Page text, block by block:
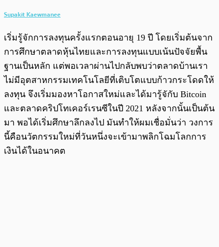
Supakit Kaewmanee
เริ่มรู้จักการลงทุนครั้งแรกตอนอายุ 19 ปี โดยเริ่มต้นจาก
การศึกษาตลาดหุ้นไทยและการลงทุนแบบเน้นปัจจัยพื้น
ฐานเป็นหลัก แต่พอเวลาผ่านไปกลับพบว่าตลาดบ้านเรา
ไม่มีอุตสาหกรรมเทคโนโลยีที่เติบโตแบบก้าวกระโดดให้
ลงทุน จึงเริ่มมองหาโอกาสใหม่และได้มารู้จักับ Bitcoin
และตลาดคริปโทเคอร์เรนซีในปี 2021 หลังจากนั้นเป็นต้น
มา พอได้เริ่มศึกษาลึกลงไป มันทำให้ผมเชื่อมั่นว่า วงการ
นี้คือนวัตกรรมใหม่ที่วันหนึ่งจะเข้ามาพลิกโฉมโลกการ
เงินได้ในอนาคต